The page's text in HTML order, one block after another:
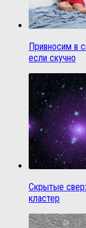
Привносим в
если скучно
Скрытые
кластер